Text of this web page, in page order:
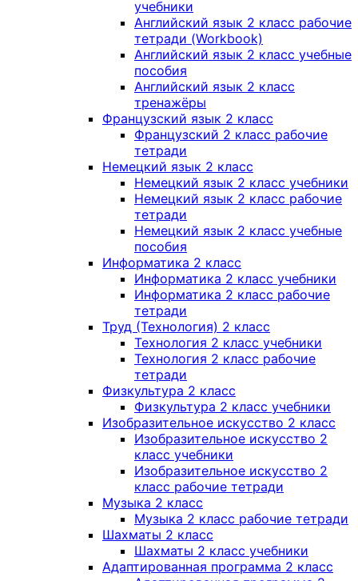
учебники
Английский язык 2 класс рабочие
тетради (Workbook)
Английский язык 2 класс учебные
пособия
Английский язык 2 класс
тренажёры
Французский язык 2 класс
Французский 2 класс рабочие
тетради
Немецкий язык 2 класс
Немецкий язык 2 класс учебники
Немецкий язык 2 класс рабочие
тетради
Немецкий язык 2 класс учебные
пособия
Информатика 2 класс
Информатика 2 класс учебники
Информатика 2 класс рабочие
тетради
Труд (Технология) 2 класс
Технология 2 класс учебники
Технология 2 класс рабочие
тетради
Физкультура 2 класс
Физкультура 2 класс учебники
Изобразительное искусство 2 класс
Изобразительное искусство 2
класс учебники
Изобразительное искусство 2
класс рабочие тетради
Музыка 2 класс
Музыка 2 класс рабочие тетради
Шахматы 2 класс
Шахматы 2 класс учебники
Адаптированная программа 2 класс